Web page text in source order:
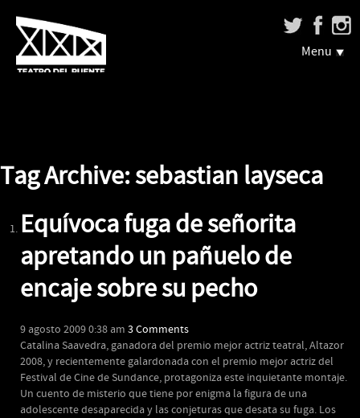
Menu
Tag Archive: sebastian layseca
Equívoca fuga de señorita
apretando un pañuelo de
encaje sobre su pecho
9 agosto 2009 0:38 am 3 Comments
Catalina Saavedra, ganadora del premio mejor actriz teatral, Altazor
2008, y recientemente galardonada con el premio mejor actriz del
Festival de Cine de Sundance, protagoniza este inquietante montaje.
Un cuento de misterio que tiene por enigma la figura de una
adolescente desaparecida y las conjeturas que desata su fuga. Los